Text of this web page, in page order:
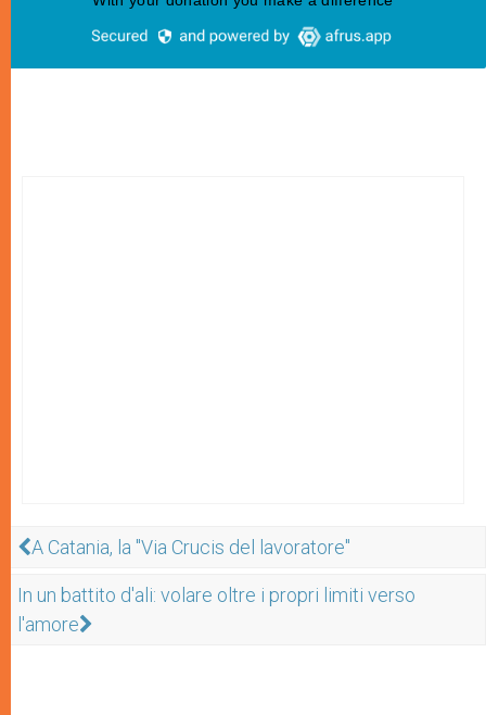
A Catania, la "Via Crucis del lavoratore"
In un battito d'ali: volare oltre i propri limiti verso
l'amore